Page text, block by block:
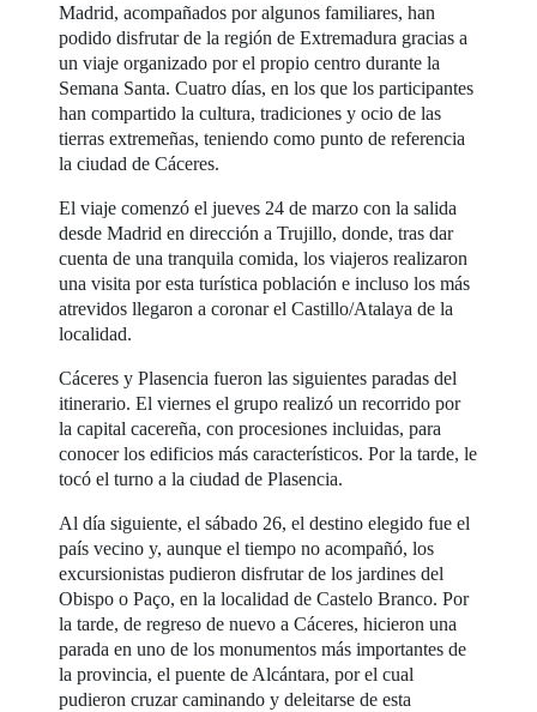
Madrid, acompañados por algunos familiares, han
podido disfrutar de la región de Extremadura gracias a
un viaje organizado por el propio centro durante la
Semana Santa. Cuatro días, en los que los participantes
han compartido la cultura, tradiciones y ocio de las
tierras extremeñas, teniendo como punto de referencia
la ciudad de Cáceres.
El viaje comenzó el jueves 24 de marzo con la salida
desde Madrid en dirección a Trujillo, donde, tras dar
cuenta de una tranquila comida, los viajeros realizaron
una visita por esta turística población e incluso los más
atrevidos llegaron a coronar el Castillo/Atalaya de la
localidad.
Cáceres y Plasencia fueron las siguientes paradas del
itinerario. El viernes el grupo realizó un recorrido por
la capital cacereña, con procesiones incluidas, para
conocer los edificios más característicos. Por la tarde, le
tocó el turno a la ciudad de Plasencia.
Al día siguiente, el sábado 26, el destino elegido fue el
país vecino y, aunque el tiempo no acompañó, los
excursionistas pudieron disfrutar de los jardines del
Obispo o Paço, en la localidad de Castelo Branco. Por
la tarde, de regreso de nuevo a Cáceres, hicieron una
parada en uno de los monumentos más importantes de
la provincia, el puente de Alcántara, por el cual
pudieron cruzar caminando y deleitarse de esta